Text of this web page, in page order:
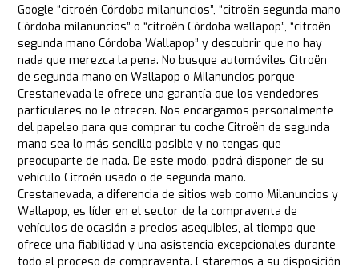
Google “citroën Córdoba milanuncios”, “citroën segunda mano
Córdoba milanuncios” o “citroën Córdoba wallapop”, “citroën
segunda mano Córdoba Wallapop” y descubrir que no hay
nada que merezca la pena. No busque automóviles Citroën
de segunda mano en Wallapop o Milanuncios porque
Crestanevada le ofrece una garantía que los vendedores
particulares no le ofrecen. Nos encargamos personalmente
del papeleo para que comprar tu coche Citroën de segunda
mano sea lo más sencillo posible y no tengas que
preocuparte de nada. De este modo, podrá disponer de su
vehículo Citroën usado o de segunda mano.
Crestanevada, a diferencia de sitios web como Milanuncios y
Wallapop, es líder en el sector de la compraventa de
vehículos de ocasión a precios asequibles, al tiempo que
ofrece una fiabilidad y una asistencia excepcionales durante
todo el proceso de compraventa. Estaremos a su disposición